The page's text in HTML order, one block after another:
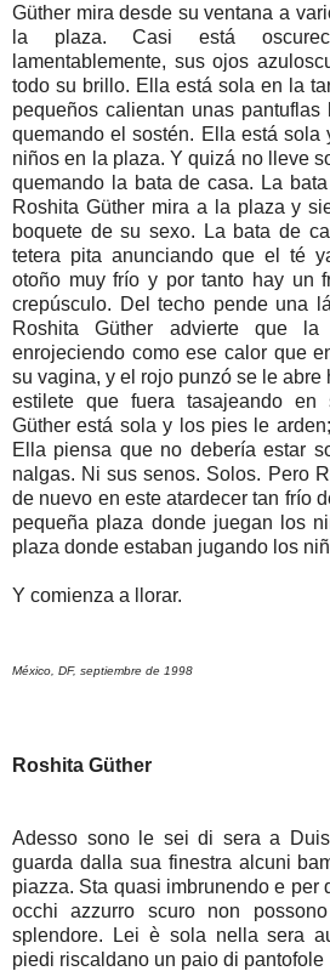
Güther mira desde su ventana a
la plaza. Casi está
lamentablemente, sus ojos
todo su brillo. Ella está sola en la
pequeños calientan unas
quemando el sostén. Ella está sola
niños en la plaza. Y quizá no lleve
quemando la bata de casa. La
Roshita Güther mira a la plaza y
boquete de su sexo. La bata de
tetera pita anunciando que el té
otoño muy frío y por tanto hay un
crepúsculo. Del techo pende una
Roshita Güther advierte que
enrojeciendo como ese calor que
su vagina, y el rojo punzó se le abre
estilete que fuera tasajeando en
Güther está sola y los pies le
Ella piensa que no debería estar
nalgas. Ni sus senos. Solos. Pero
de nuevo en este atardecer tan frío
pequeña plaza donde juegan los
plaza donde estaban jugando los
Y comienza a llorar.
México, DF, septiembre de 1998
Roshita Güther
Adesso sono le sei di sera a
guarda dalla sua finestra alcuni
piazza. Sta quasi imbrunendo e per
occhi azzurro scuro non
splendore. Lei è sola nella sera
piedi riscaldano un paio di